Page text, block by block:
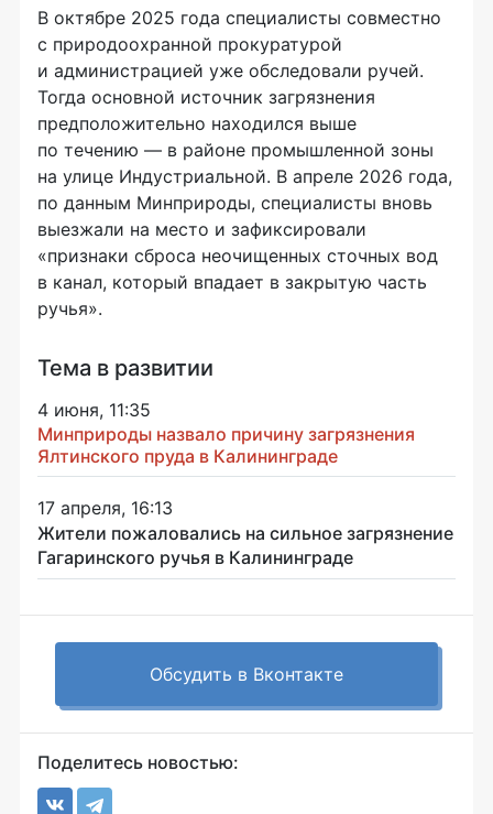
В октябре 2025 года специалисты совместно
с природоохранной прокуратурой
и администрацией уже обследовали ручей.
Тогда основной источник загрязнения
предположительно находился выше
по течению — в районе промышленной зоны
на улице Индустриальной. В апреле 2026 года,
по данным Минприроды, специалисты вновь
выезжали на место и зафиксировали
«признаки сброса неочищенных сточных вод
в канал, который впадает в закрытую часть
ручья».
Тема в развитии
4 июня, 11:35
Минприроды назвало причину загрязнения
Ялтинского пруда в Калининграде
17 апреля, 16:13
Жители пожаловались на сильное загрязнение
Гагаринского ручья в Калининграде
Обсудить в Вконтакте
Поделитесь новостью: